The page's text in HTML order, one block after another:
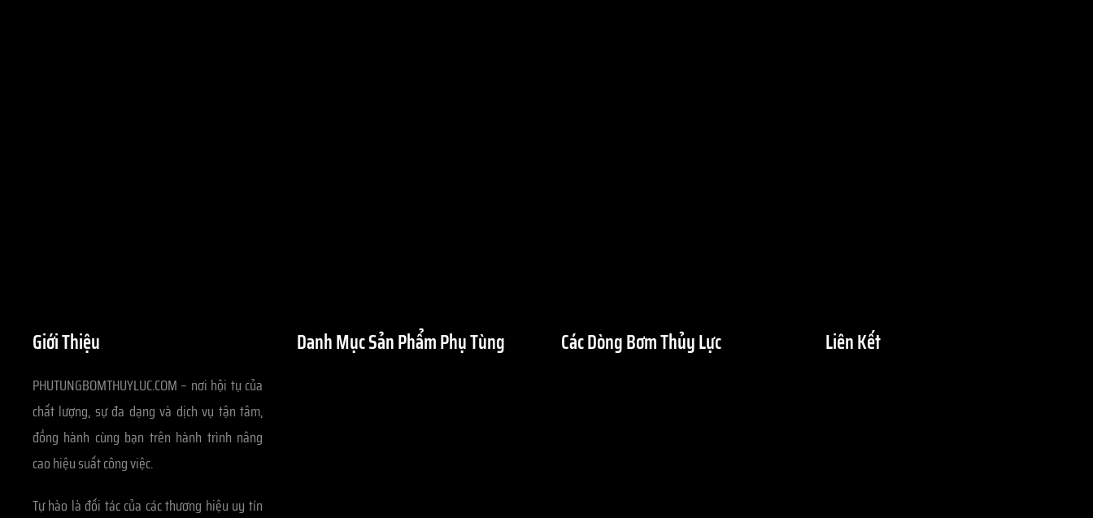
Giới Thiệu
PHUTUNGBOMTHUYLUC.COM – nơi hội tụ của
chất lượng, sự đa dạng và dịch vụ tận tâm,
đồng hành cùng bạn trên hành trình nâng
cao hiệu suất công việc.
Tự hào là đối tác của các thương hiệu uy tín
Danh Mục Sản Phẩm Phụ Tùng Các Dòng Bơm Thủy Lực Liên Kết